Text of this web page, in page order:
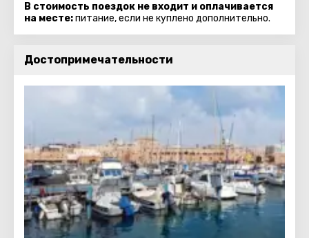
В стоимость поездок не входит и оплачивается
на месте:питание, если не куплено дополнительно.
Достопримечательности